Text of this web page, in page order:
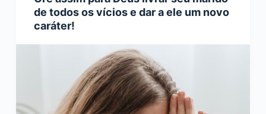
de todos os vícios e dar a ele um novo
caráter!